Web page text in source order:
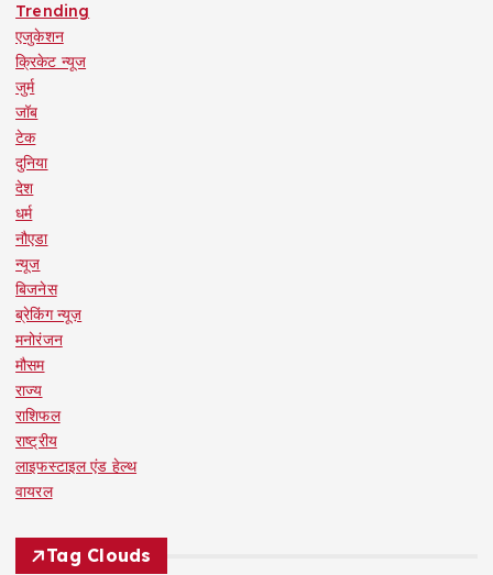
Trending
एजुकेशन
क्रिकेट न्यूज
जुर्म
जॉब
टेक
दुनिया
देश
धर्म
नौएडा
न्यूज
बिजनेस
ब्रेकिंग न्यूज़
मनोरंजन
मौसम
राज्य
राशिफल
राष्ट्रीय
लाइफस्टाइल एंड हेल्थ
वायरल
Tag Clouds